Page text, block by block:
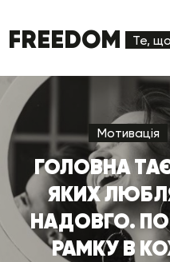
FREEDOM Те,
Мотивація
ГОЛОВНА
ЯКИХ
НАДОВГО.
РАМКУ В